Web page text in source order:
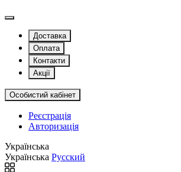
Доставка
Оплата
Контакти
Акції
Особистий кабінет
Реєстрація
Авторизація
Українська
Українська Русский